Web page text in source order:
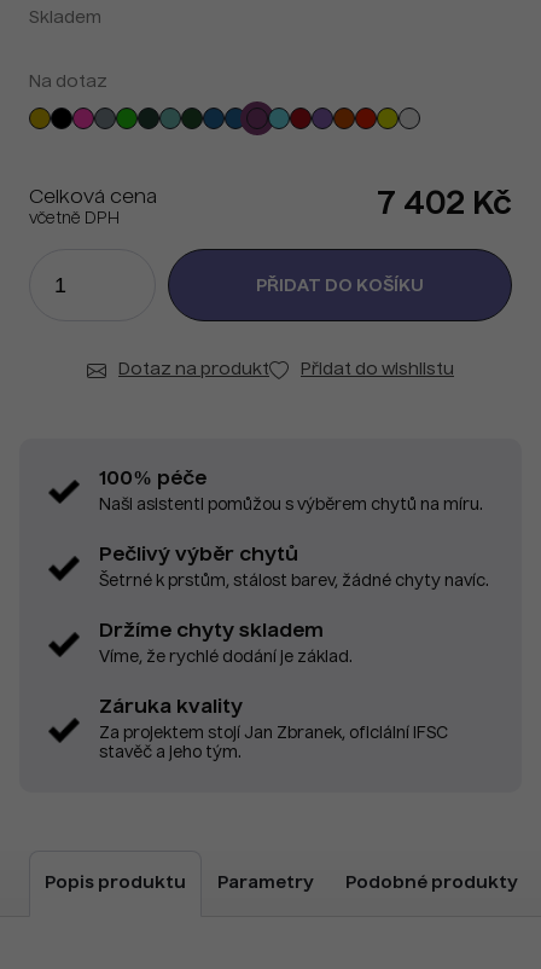
Skladem
Na dotaz
Celková cena
včetně DPH 7 402 Kč
Dotaz na produkt Přidat do wishlistu
100% péče
Naši asistenti pomůžou s výběrem chytů na míru.
Pečlivý výběr chytů
Šetrné k prstům, stálost barev, žádné chyty navíc.
Držíme chyty skladem
Víme, že rychlé dodání je základ.
Záruka kvality
Za projektem stojí Jan Zbranek, oficiální IFSC
stavěč a jeho tým.
Popis produktu Parametry Podobné produkty